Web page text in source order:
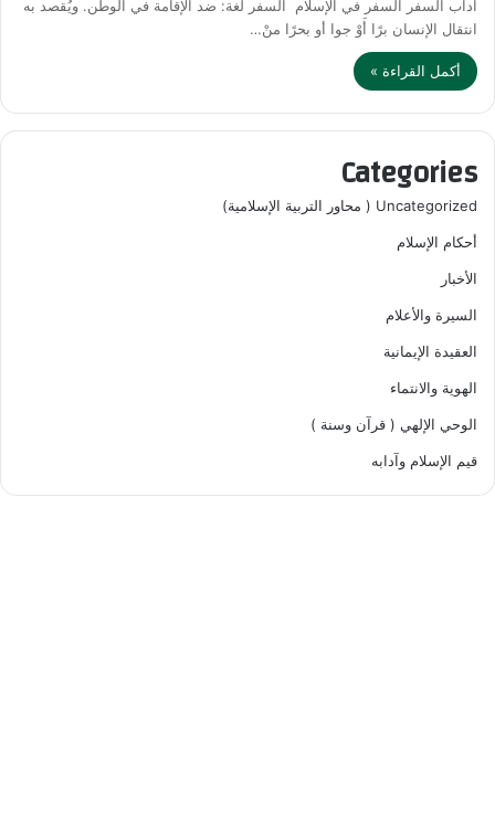
اداب السفر السفر في الإسلام السفر لغة: ضد الإقامة في الوطن. ويُقصد به
انتقال الإنسان برًا أَوْ جوا أو بحرًا منْ…
أكمل القراءة »
Categories
Uncategorized ( محاور التربية الإسلامية)
أحكام الإسلام
الأخبار
السيرة والأعلام
العقيدة الإيمانية
الهوية والانتماء
الوحي الإلهي ( قرآن وسنة )
قيم الإسلام وآدابه